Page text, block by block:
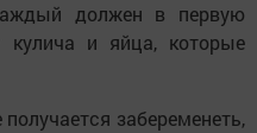
должен в первую
кулича и яйца, которые
забеременеть,